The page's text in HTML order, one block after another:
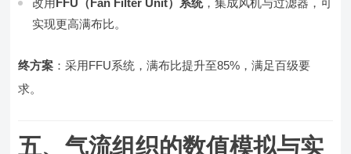
改用FFU（Fan Filter Unit）系统，集成风机与过滤器，可
实现更高满布比。
终方案 ：采用FFU系统，满布比提升至85%，满足百级要
求。
五、气流组织的数值模拟与实